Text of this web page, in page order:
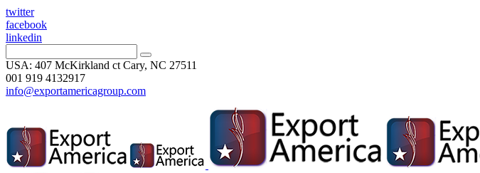
twitter
facebook
linkedin
USA: 407 McKirkland ct Cary, NC 27511
001 919 4132917
info@exportamericagroup.com